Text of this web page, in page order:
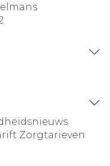
Zorgtarieven